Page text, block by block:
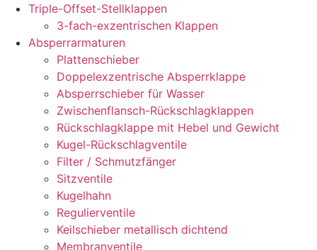
Triple-Offset-Stellklappen
3-fach-exzentrischen Klappen
Absperrarmaturen
Plattenschieber
Doppelexzentrische Absperrklappe
Absperrschieber für Wasser
Zwischenflansch-Rückschlagklappen
Rückschlagklappe mit Hebel und Gewicht
Kugel-Rückschlagventile
Filter / Schmutzfänger
Sitzventile
Kugelhahn
Regulierventile
Keilschieber metallisch dichtend
Membranventile